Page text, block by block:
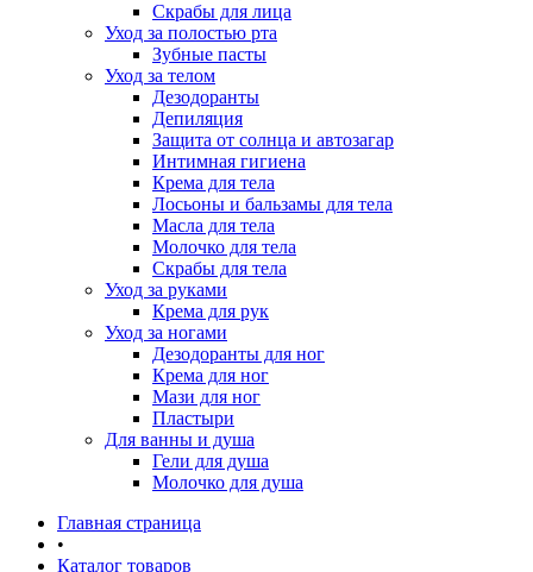
Скрабы для лица
Уход за полостью рта
Зубные пасты
Уход за телом
Дезодоранты
Депиляция
Защита от солнца и автозагар
Интимная гигиена
Крема для тела
Лосьоны и бальзамы для тела
Масла для тела
Молочко для тела
Скрабы для тела
Уход за руками
Крема для рук
Уход за ногами
Дезодоранты для ног
Крема для ног
Мази для ног
Пластыри
Для ванны и душа
Гели для душа
Молочко для душа
Главная страница
•
Каталог товаров